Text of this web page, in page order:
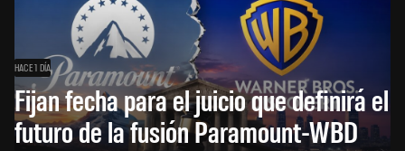
HACE 1 DÍA
Fijan fecha para el juicio que definirá el
futuro de la fusión Paramount-WBD